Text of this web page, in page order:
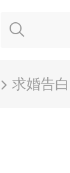
求婚告白